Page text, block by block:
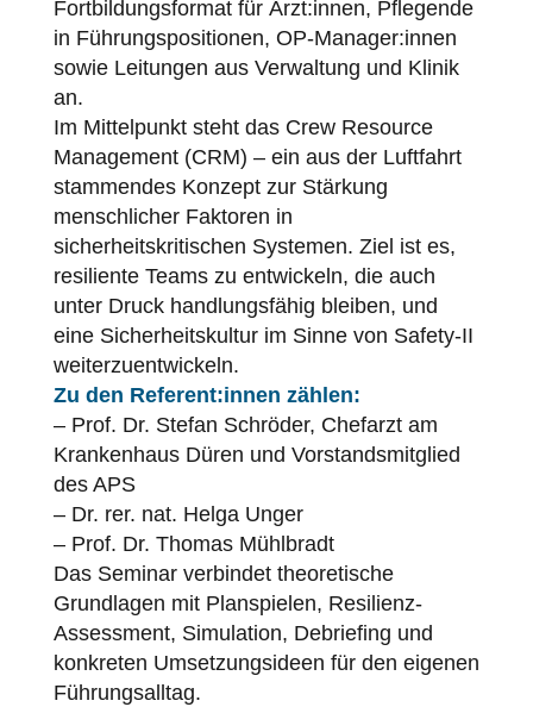
Fortbildungsformat für Ärzt:innen, Pflegende
in Führungspositionen, OP-Manager:innen
sowie Leitungen aus Verwaltung und Klinik
an.
Im Mittelpunkt steht das Crew Resource
Management (CRM) – ein aus der Luftfahrt
stammendes Konzept zur Stärkung
menschlicher Faktoren in
sicherheitskritischen Systemen. Ziel ist es,
resiliente Teams zu entwickeln, die auch
unter Druck handlungsfähig bleiben, und
eine Sicherheitskultur im Sinne von Safety-II
weiterzuentwickeln.
Zu den Referent:innen zählen:
– Prof. Dr. Stefan Schröder, Chefarzt am
Krankenhaus Düren und Vorstandsmitglied
des APS
– Dr. rer. nat. Helga Unger
– Prof. Dr. Thomas Mühlbradt
Das Seminar verbindet theoretische
Grundlagen mit Planspielen, Resilienz-
Assessment, Simulation, Debriefing und
konkreten Umsetzungsideen für den eigenen
Führungsalltag.